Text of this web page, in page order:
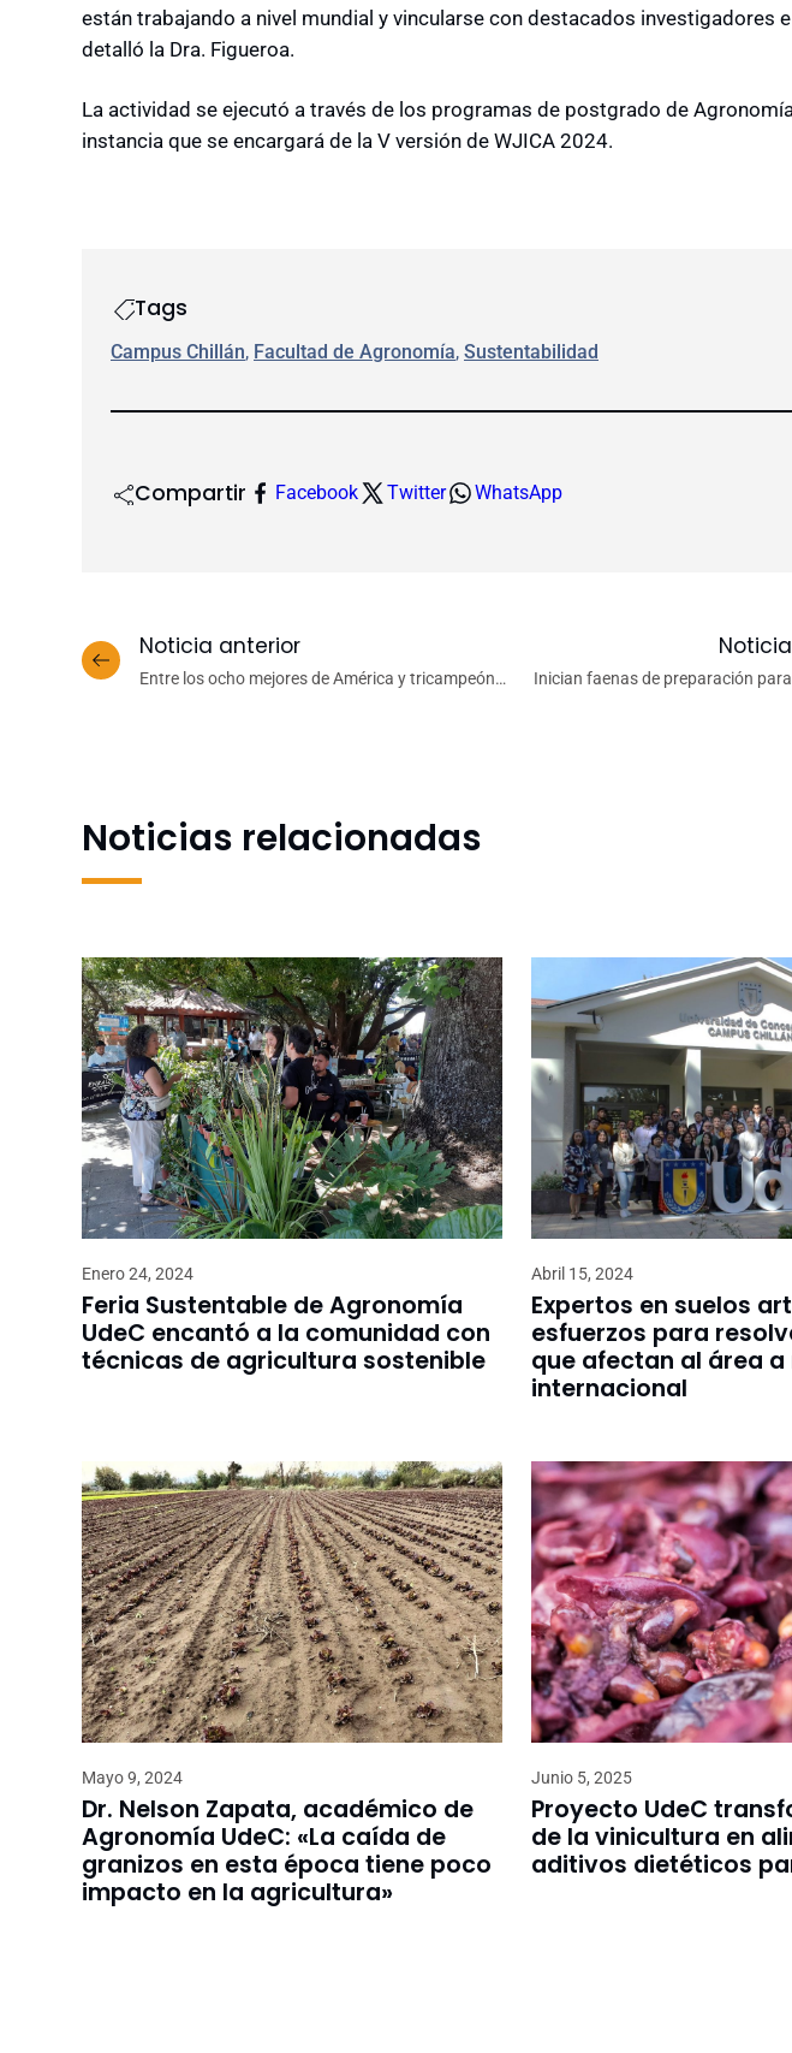
están trabajando a nivel mundial y vincularse con destacados investigadores
detalló la Dra. Figueroa.
La actividad se ejecutó a través de los programas de postgrado de
instancia que se encargará de la V versión de WJICA 2024.
Tags
Campus Chillán, Facultad de Agronomía, Sustentabilidad
Compartir Facebook Twitter WhatsApp
Noticia anterior
Entre los ocho mejores de América y tricampeón
Inician faenas de preparación para
Noticias relacionadas
Enero 24, 2024
Feria Sustentable de Agronomía
UdeC encantó a la comunidad con
técnicas de agricultura sostenible
Abril 15, 2024
Expertos en suelos
esfuerzos para
que afectan al área a
internacional
Mayo 9, 2024
Dr. Nelson Zapata, académico de
Agronomía UdeC: «La caída de
granizos en esta época tiene poco
impacto en la agricultura»
Junio 5, 2025
Proyecto UdeC
de la vinicultura en
aditivos dietéticos